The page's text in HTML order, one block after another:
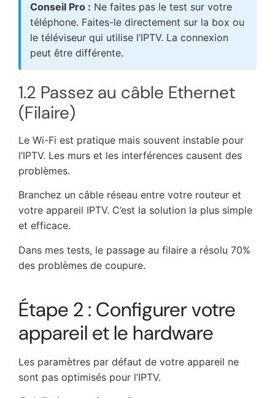
Conseil Pro : Ne faites pas le test sur votre
téléphone. Faites-le directement sur la box ou
le téléviseur qui utilise l’IPTV. La connexion
peut être différente.
1.2 Passez au câble Ethernet
(Filaire)
Le Wi-Fi est pratique mais souvent instable pour
l’IPTV. Les murs et les interférences causent des
problèmes.
Branchez un câble réseau entre votre routeur et
votre appareil IPTV. C’est la solution la plus simple
et efficace.
Dans mes tests, le passage au filaire a résolu 70%
des problèmes de coupure.
Étape 2 : Configurer votre
appareil et le hardware
Les paramètres par défaut de votre appareil ne
sont pas optimisés pour l’IPTV.